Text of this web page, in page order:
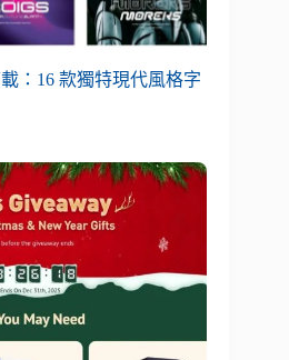
：16 款獨特現代風格字